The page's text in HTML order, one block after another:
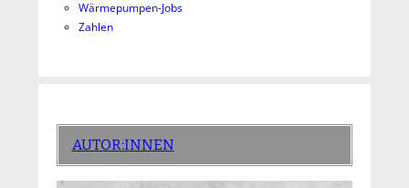
Wärmepumpen-Jobs
Zahlen
AUTOR:INNEN